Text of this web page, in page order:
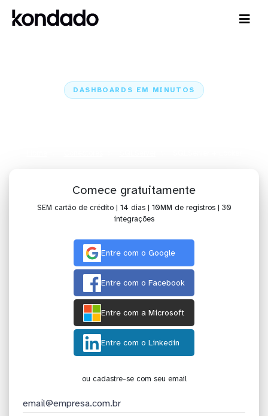
DASHBOARDS EM MINUTOS
Comece gratuitamente
SEM cartão de crédito | 14 dias | 10MM de registros | 30
integrações
Entre com o Google
Entre com o Facebook
Entre com a Microsoft
Entre com o Linkedin
ou cadastre-se com seu email